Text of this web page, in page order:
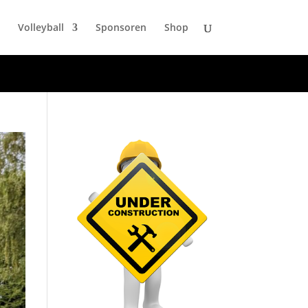
Volleyball Sponsoren Shop